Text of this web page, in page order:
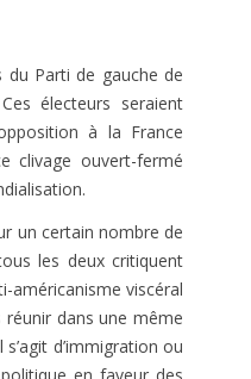
Parti de gauche de
électeurs seraient
à la France
clivage ouvert-fermé
un certain nombre de
les deux critiquent
américanisme viscéral
dans une même
d’immigration ou